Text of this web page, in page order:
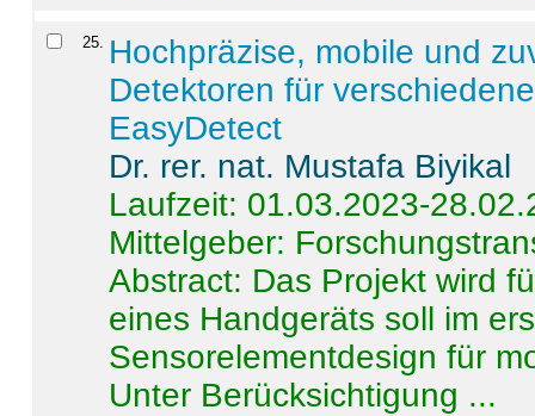
25. Hochpräzise, mobile und
Detektoren für
EasyDetect
Dr. rer. nat. Mustafa Biyikal
Laufzeit: 01.03.2023-
Mittelgeber:
Abstract: Das Projekt wird
eines Handgeräts soll im
Sensorelementdesign für
Unter Berücksichtigung ...